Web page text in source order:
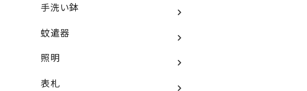
手洗い鉢
蚊遣器
照明
表札